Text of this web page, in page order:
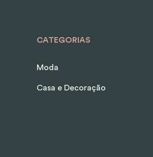
CATEGORIAS
Moda
Casa e Decoração